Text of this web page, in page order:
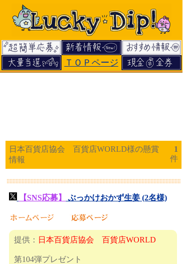
ＴＯＰページ
日本百貨店協会 百貨店WORLD様の懸賞
情報
1
件
【SNS応募】 ぶっかけおかず生姜 (2名様)
提供： 日本百貨店協会 百貨店WORLD
第104弾プレゼント